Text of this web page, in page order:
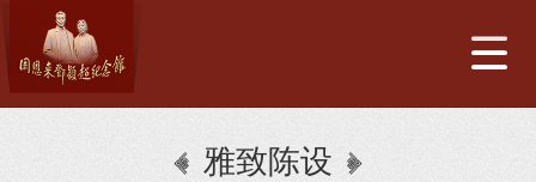
雅致陈设